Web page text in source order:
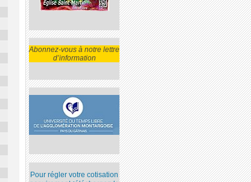
Abonnez-vous à notre lettre
d’information
Pour régler votre cotisation